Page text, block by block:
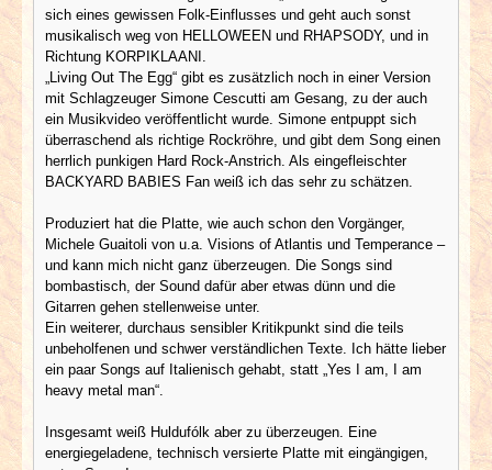
sich eines gewissen Folk-Einflusses und geht auch sonst
musikalisch weg von HELLOWEEN und RHAPSODY, und in
Richtung KORPIKLAANI.
„Living Out The Egg“ gibt es zusätzlich noch in einer Version
mit Schlagzeuger Simone Cescutti am Gesang, zu der auch
ein Musikvideo veröffentlicht wurde. Simone entpuppt sich
überraschend als richtige Rockröhre, und gibt dem Song einen
herrlich punkigen Hard Rock-Anstrich. Als eingefleischter
BACKYARD BABIES Fan weiß ich das sehr zu schätzen.
Produziert hat die Platte, wie auch schon den Vorgänger,
Michele Guaitoli von u.a. Visions of Atlantis und Temperance –
und kann mich nicht ganz überzeugen. Die Songs sind
bombastisch, der Sound dafür aber etwas dünn und die
Gitarren gehen stellenweise unter.
Ein weiterer, durchaus sensibler Kritikpunkt sind die teils
unbeholfenen und schwer verständlichen Texte. Ich hätte lieber
ein paar Songs auf Italienisch gehabt, statt „Yes I am, I am
heavy metal man“.
Insgesamt weiß Huldufólk aber zu überzeugen. Eine
energiegeladene, technisch versierte Platte mit eingängigen,